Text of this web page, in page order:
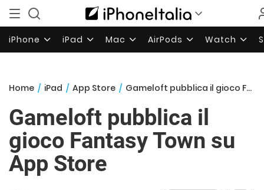
iPhone iPad Mac AirPods Watch
Home / iPad / App Store / Gameloft pubblica il gioco Fantasy Town su App Store
Gameloft pubblica il
gioco Fantasy Town su
App Store